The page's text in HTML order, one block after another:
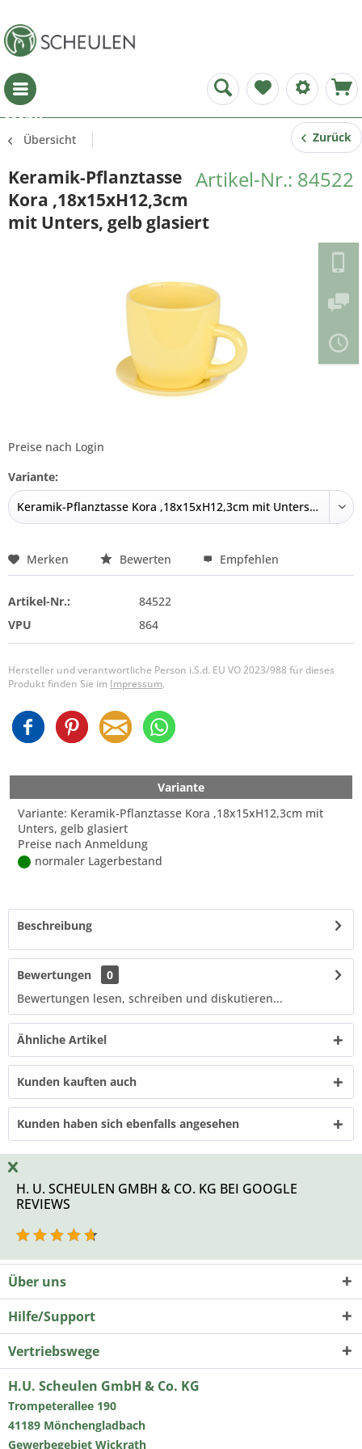
Menü
Übersicht Zurück
Artikel-Nr.: 84522
Keramik-Pflanztasse
Kora ,18x15xH12,3cm
mit Unters, gelb glasiert
Preise nach Login
Variante:
Merken Bewerten Empfehlen
Artikel-Nr.:
84522
VPU
864
Hersteller und verantwortliche Person i.S.d. EU VO 2023/988 für dieses
Produkt finden Sie im Impressum.
Variante
Variante: Keramik-Pflanztasse Kora ,18x15xH12,3cm mit
Unters, gelb glasiert
Preise nach Anmeldung
normaler Lagerbestand
Beschreibung
Bewertungen
0
Bewertungen lesen, schreiben und diskutieren...
Ähnliche Artikel
Kunden kauften auch
Kunden haben sich ebenfalls angesehen
H. U. SCHEULEN GMBH & CO. KG BEI GOOGLE
REVIEWS
Über uns
Hilfe/Support
Vertriebswege
H.U. Scheulen GmbH & Co. KG
Trompeterallee 190
41189 Mönchengladbach
Gewerbegebiet Wickrath